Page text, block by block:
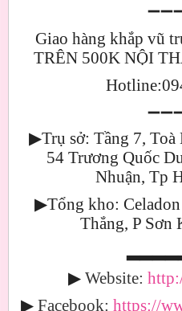
Giao hàng khắp vũ
TRÊN 500K NỘI
▶Trụ sở: Tầng 7,
54 Trương Quốc
Nhuận, Tp
▶Tổng kho:
Thắng, P Sơn
▶ Website:
▶ Facebook: https://